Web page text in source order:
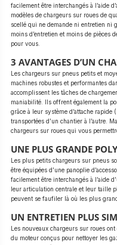
facilement être interchangés à l’aide
modèles de chargeurs sur roues de
scellé qui ne demande ni entretien ni
moins d’entretien et moins de pièces
pour vous.
3 AVANTAGES D’UN
Les chargeurs sur pneus petits et
machines robustes et performantes
accomplissent les tâches de
maniabilité. Ils offrent également la
grâce à leur système d’attache
transportées d’un chantier à l’autre.
chargeurs sur roues qui vous
UNE PLUS GRANDE
Les plus petits chargeurs sur pneus
être équipées d’une panoplie
facilement être interchangés à l’aide
leur articulation centrale et leur taille
peuvent se faufiler là où les plus
UN ENTRETIEN PLUS
Les nouveaux chargeurs sur roues
du moteur conçus pour nettoyer les